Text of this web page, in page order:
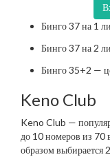
Бинго 37 на 1
Бинго 37 на 2
Бинго 35+2 —
Keno Club
Keno Club —
до 10 номеров из 70
образом выбирается